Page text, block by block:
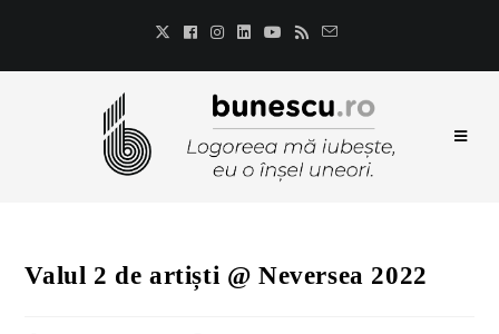
Valul 2 de artiști @ Neversea 2022